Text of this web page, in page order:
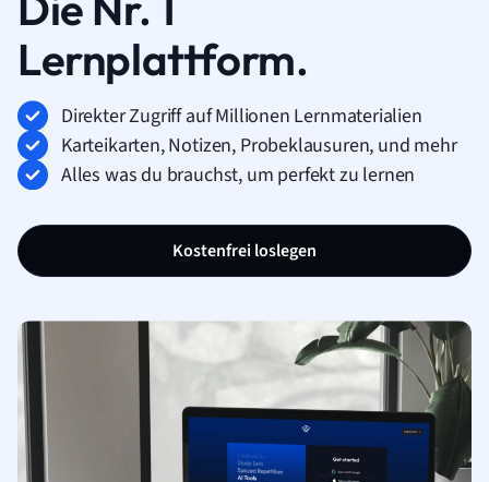
Lernplattform.
Direkter Zugriff auf Millionen Lernmaterialien
Karteikarten, Notizen, Probeklausuren, und mehr
Alles was du brauchst, um perfekt zu lernen
Kostenfrei loslegen